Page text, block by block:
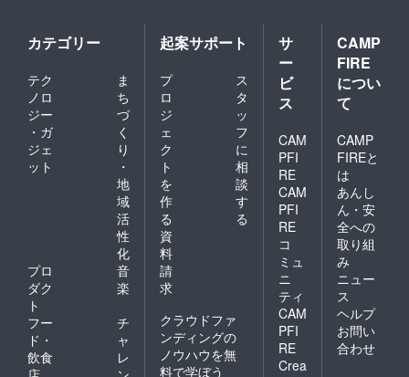
カテゴリー
テク
ノロ
ジー
・ガ
ジェ
ット
ま
ち
づ
く
り
・
地
域
活
性
化
プロ
ダク
ト
音
楽
フー
ド・
飲食
チ
ャ
レ
起案サポート
プ
ロ
ジ
ェ
ク
ト
を
作
る
ス
タ
ッ
フ
に
相
談
す
る
資
料
請
求
クラウドファ
ンディングの
ノウハウを無
料で学ぼう
サ
ー
ビ
ス
CAM
PFI
RE
CAM
PFI
RE
コ
ミュ
ニ
ティ
CAM
PFI
RE
Crea
CAMP
FIRE
につい
て
CAMP
FIREと
は
あんし
ん・安
全への
取り組
み
ニュー
ス
ヘルプ
お問い
合わせ